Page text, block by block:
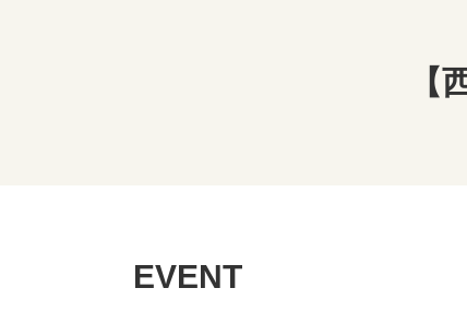
【
EVENT